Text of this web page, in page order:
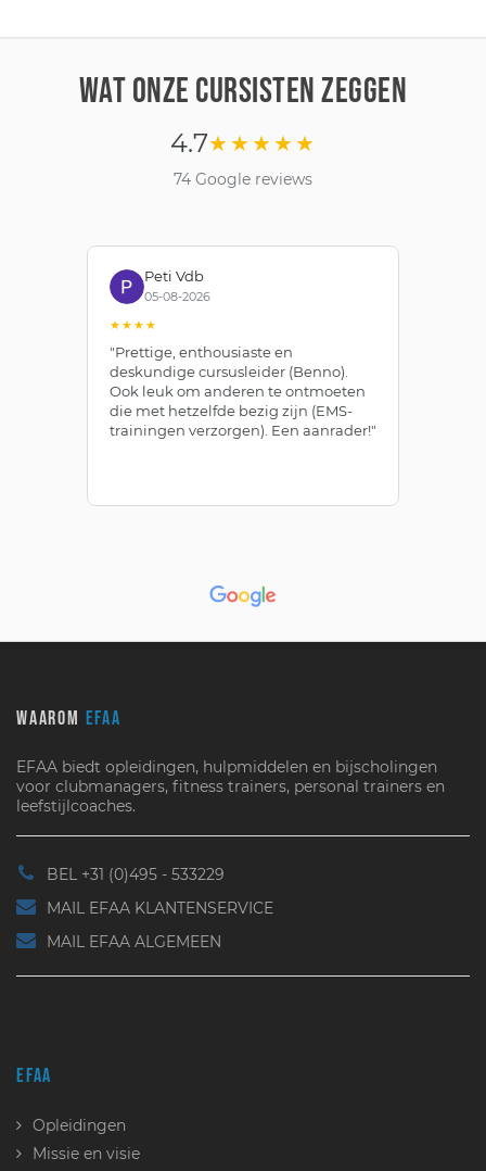
WAT ONZE CURSISTEN ZEGGEN
4.7★★★★★
74 Google reviews
Peti Vdb
05-08-2026
★★★★
"Prettige, enthousiaste en
deskundige cursusleider (Benno).
Ook leuk om anderen te ontmoeten
die met hetzelfde bezig zijn (EMS-
trainingen verzorgen). Een aanrader!"
WAAROM EFAA
EFAA biedt opleidingen, hulpmiddelen en bijscholingen
voor clubmanagers, fitness trainers, personal trainers en
leefstijlcoaches.
BEL +31 (0)495 - 533229
MAIL EFAA KLANTENSERVICE
MAIL EFAA ALGEMEEN
EFAA
Opleidingen
Missie en visie